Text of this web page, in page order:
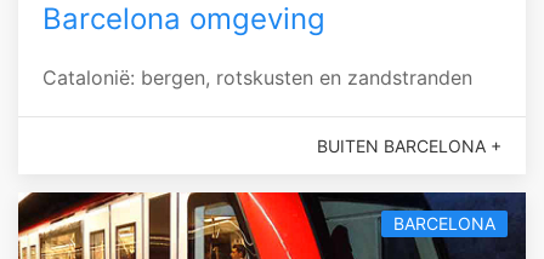
Barcelona omgeving
Catalonië: bergen, rotskusten en zandstranden
BUITEN BARCELONA +
BARCELONA